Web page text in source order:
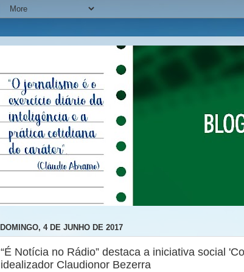
DOMINGO, 4 DE JUNHO DE 2017
“É Notícia no Rádio” destaca a iniciativa social
idealizador Claudionor Bezerra